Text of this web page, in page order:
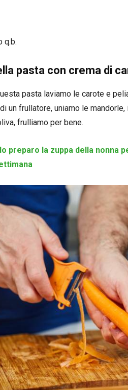
q.b.
pasta con crema di
pasta laviamo le carote e
un frullatore, uniamo le
frulliamo per bene.
preparo la zuppa della nonna